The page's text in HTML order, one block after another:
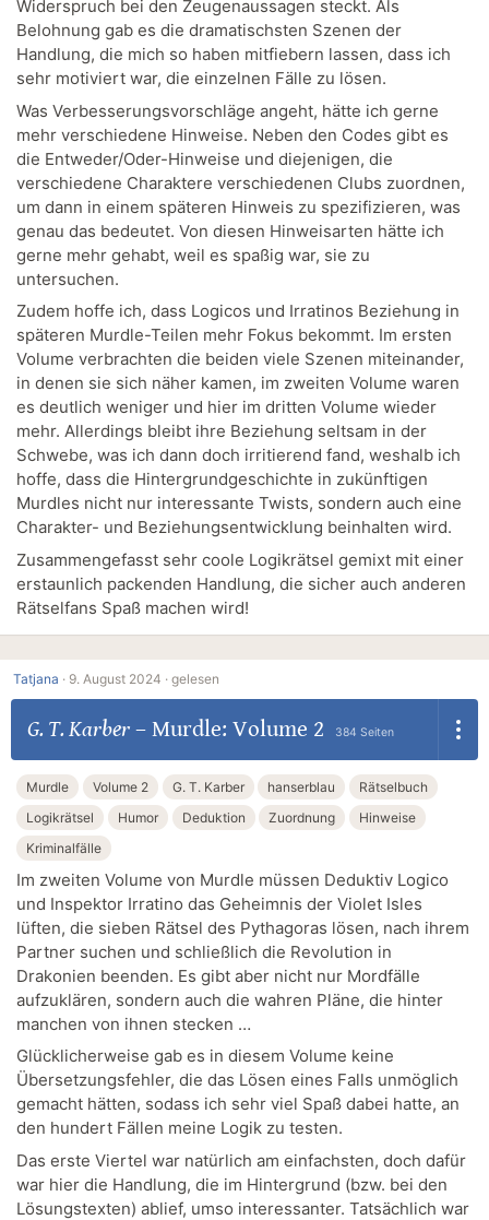
Widerspruch bei den Zeugenaussagen steckt. Als
Belohnung gab es die dramatischsten Szenen der
Handlung, die mich so haben mitfiebern lassen, dass ich
sehr motiviert war, die einzelnen Fälle zu lösen.
Was Verbesserungsvorschläge angeht, hätte ich gerne
mehr verschiedene Hinweise. Neben den Codes gibt es
die Entweder/Oder-Hinweise und diejenigen, die
verschiedene Charaktere verschiedenen Clubs zuordnen,
um dann in einem späteren Hinweis zu spezifizieren, was
genau das bedeutet. Von diesen Hinweisarten hätte ich
gerne mehr gehabt, weil es spaßig war, sie zu
untersuchen.
Zudem hoffe ich, dass Logicos und Irratinos Beziehung in
späteren Murdle-Teilen mehr Fokus bekommt. Im ersten
Volume verbrachten die beiden viele Szenen miteinander,
in denen sie sich näher kamen, im zweiten Volume waren
es deutlich weniger und hier im dritten Volume wieder
mehr. Allerdings bleibt ihre Beziehung seltsam in der
Schwebe, was ich dann doch irritierend fand, weshalb ich
hoffe, dass die Hintergrundgeschichte in zukünftigen
Murdles nicht nur interessante Twists, sondern auch eine
Charakter- und Beziehungsentwicklung beinhalten wird.
Zusammengefasst sehr coole Logikrätsel gemixt mit einer
erstaunlich packenden Handlung, die sicher auch anderen
Rätselfans Spaß machen wird!
Tatjana · 9. August 2024 · gelesen
G. T. Karber– Murdle: Volume 2 384 Seiten
Murdle Volume 2 G. T. Karber hanserblau
Rätselbuch
Logikrätsel
Humor Deduktion Zuordnung
Hinweise
Kriminalfälle
Im zweiten Volume von Murdle müssen Deduktiv Logico
und Inspektor Irratino das Geheimnis der Violet Isles
lüften, die sieben Rätsel des Pythagoras lösen, nach ihrem
Partner suchen und schließlich die Revolution in
Drakonien beenden. Es gibt aber nicht nur Mordfälle
aufzuklären, sondern auch die wahren Pläne, die hinter
manchen von ihnen stecken …
Glücklicherweise gab es in diesem Volume keine
Übersetzungsfehler, die das Lösen eines Falls unmöglich
gemacht hätten, sodass ich sehr viel Spaß dabei hatte, an
den hundert Fällen meine Logik zu testen.
Das erste Viertel war natürlich am einfachsten, doch dafür
war hier die Handlung, die im Hintergrund (bzw. bei den
Lösungstexten) ablief, umso interessanter. Tatsächlich war